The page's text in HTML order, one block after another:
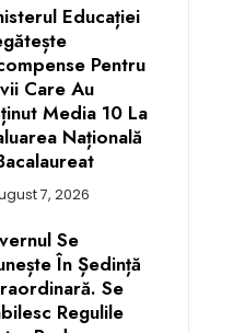
Educației
Pentru
Care Au
Media 10 La
Națională
7, 2026
Se
În Ședință
Se
Regulile